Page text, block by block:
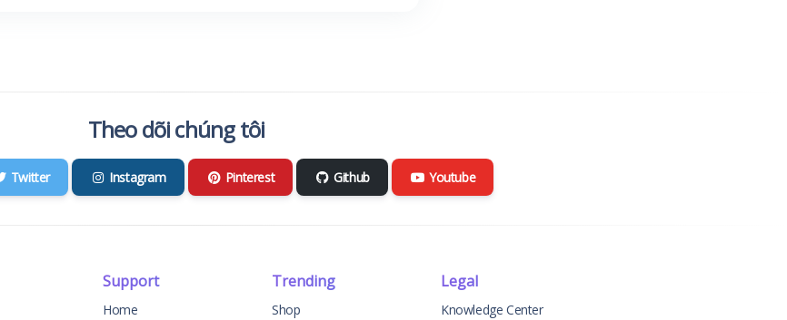
Theo dõi chúng tôi
Twitter Instagram Pinterest Github Youtube
Support
Home
Trending
Shop
Legal
Knowledge Center